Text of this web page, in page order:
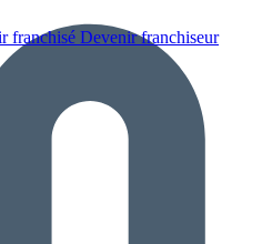
franchisé Devenir franchiseur